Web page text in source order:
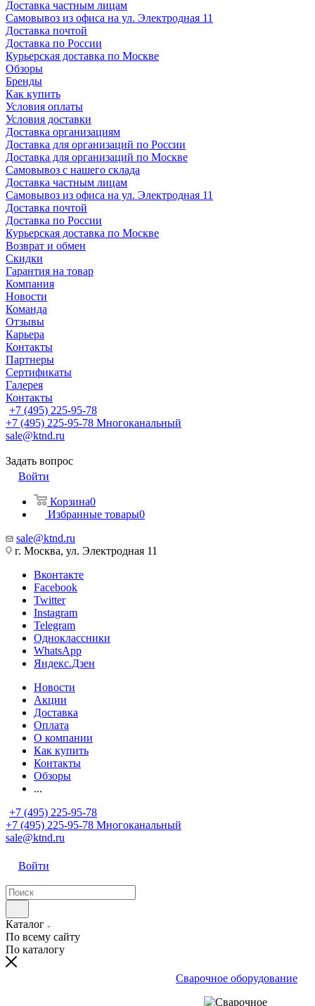
Доставка частным лицам
Самовывоз из офиса на ул. Электродная 11
Доставка почтой
Доставка по России
Курьерская доставка по Москве
Обзоры
Бренды
Как купить
Условия оплаты
Условия доставки
Доставка организациям
Доставка для организаций по России
Доставка для организаций по Москве
Самовывоз с нашего склада
Доставка частным лицам
Самовывоз из офиса на ул. Электродная 11
Доставка почтой
Доставка по России
Курьерская доставка по Москве
Возврат и обмен
Скидки
Гарантия на товар
Компания
Новости
Команда
Отзывы
Карьера
Контакты
Партнеры
Сертификаты
Галерея
Контакты
+7 (495) 225-95-78
+7 (495) 225-95-78 Многоканальный
sale@ktnd.ru
Задать вопрос
Войти
Корзина0
Избранные товары0
sale@ktnd.ru
г. Москва, ул. Электродная 11
Вконтакте
Facebook
Twitter
Instagram
Telegram
Одноклассники
WhatsApp
Яндекс.Дзен
Новости
Акции
Доставка
Оплата
О компании
Как купить
Контакты
Обзоры
...
+7 (495) 225-95-78
+7 (495) 225-95-78 Многоканальный
sale@ktnd.ru
Войти
Каталог
По всему сайту
По каталогу
Сварочное оборудование